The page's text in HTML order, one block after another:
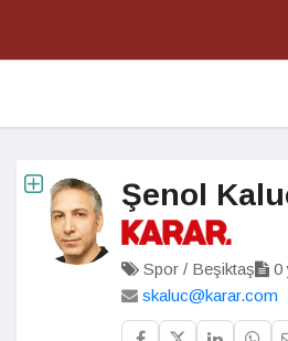
Şenol
Spor / Beşiktaş 0
skaluc@karar.com